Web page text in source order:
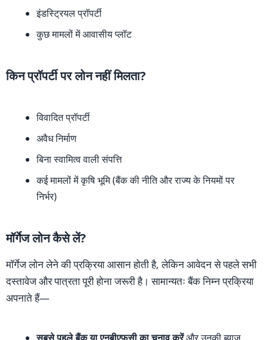
इंडस्ट्रियल प्रॉपर्टी
कुछ मामलों में आवासीय प्लॉट
किन प्रॉपर्टी पर लोन नहीं मिलता?
विवादित प्रॉपर्टी
अवैध निर्माण
बिना स्वामित्व वाली संपत्ति
कई मामलों में कृषि भूमि (बैंक की नीति और राज्य के नियमों पर
निर्भर)
मॉर्गेज लोन कैसे लें?
मॉर्गेज लोन लेने की प्रक्रिया आसान होती है, लेकिन आवेदन से पहले सभी
दस्तावेज और पात्रता पूरी होना जरूरी है। सामान्यतः बैंक निम्न प्रक्रिया
अपनाते हैं—